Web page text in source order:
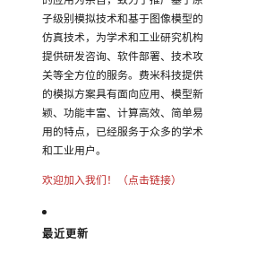
子级别模拟技术和基于图像模型的
仿真技术，为学术和工业研究机构
提供研发咨询、软件部署、技术攻
关等全方位的服务。费米科技提供
的模拟方案具有面向应用、模型新
颖、功能丰富、计算高效、简单易
用的特点，已经服务于众多的学术
和工业用户。
欢迎加入我们！（点击链接）
最近更新